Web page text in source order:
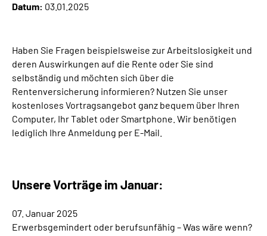
Suche
Language
Inhalte in Gebärdensprache (DGS)
Datum: 03.01.2025
Haben Sie Fragen beispielsweise zur Arbeitslosigkeit und
deren Auswirkungen auf die Rente oder Sie sind
selbständig und möchten sich über die
Rentenversicherung informieren? Nutzen Sie unser
kostenloses Vortragsangebot ganz bequem über Ihren
Computer, Ihr Tablet oder Smartphone. Wir benötigen
lediglich Ihre Anmeldung per E-Mail.
Unsere Vorträge im Januar:
07. Januar 2025
Erwerbsgemindert oder berufsunfähig – Was wäre wenn?